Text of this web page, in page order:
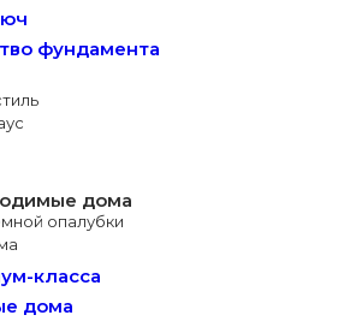
фундамента
дома
опалубки
класса
дома